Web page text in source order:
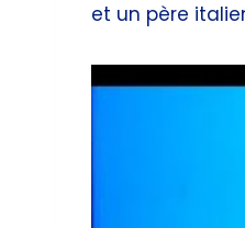
et un père